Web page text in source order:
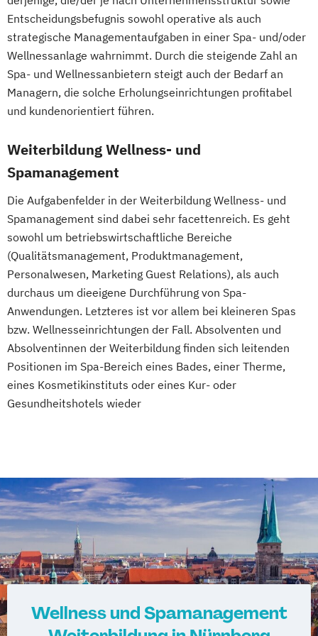
Waldbaden
Wellnessmasseur/in
Wirbelsäulentherapie nach Dorn / Breuß
Yoga Trainer/in
Ernährungsberater für Senioren
Ernährungsberater für Sportler
Ernährungsberater für Sportler (inkl.
Ernährung C-Lizenz)
Ernährungsberater für Sportler A-Lizenz
Ernährungsberater für Sportler)
Ernährungsberater für vegane Ernährung
Ernährungsberater für vegetarische
Ernährung
Ernährungsberater/in A-Lizenz
Ernährungsberater/in B-Lizenz
Ernährungsfachwirt/in
Fachberater für Nahrungsergänzungsmittel
Fachkraft für Betriebliches
Gesundheitsmanagement
Fachtrainer/in für Sportrehabilitation
Fachwirt/in für Prävention und
Gesundheitsförderung (IHK)
Ganzheitlicher Ernährungsberater
Geprüfter Ernährungsfachwirt
Geprüfter Fachwirt für Prävention und
Gesundheitsförderung (IHK)
Geprüfter Fachwirt im Betrieblichen
Gesundheitsmanagement
Heilpraktiker - Vorbereitung auf die
Nordic Walking Trainer Ausbildung
Pilates Trainer Ausbildung
Seniorentrainer Ausbildung
Sportmassage Ausbildung
Wirbelsäulengymnastik Trainer Ausbildung
Yoga Trainer Ausbildung
Entscheidungsbefugnis sowohl operative als auch
strategische Managementaufgaben in einer Spa- und/oder
Wellnessanlage wahrnimmt. Durch die steigende Zahl an
Spa- und Wellnessanbietern steigt auch der Bedarf an
Managern, die solche Erholungseinrichtungen profitabel
und kundenorientiert führen.
Weiterbildung Wellness- und
Spamanagement
Die Aufgabenfelder in der Weiterbildung Wellness- und
Spamanagement sind dabei sehr facettenreich. Es geht
sowohl um betriebswirtschaftliche Bereiche
(Qualitätsmanagement, Produktmanagement,
Personalwesen, Marketing Guest Relations), als auch
durchaus um dieeigene Durchführung von Spa-
Anwendungen. Letzteres ist vor allem bei kleineren Spas
bzw. Wellnesseinrichtungen der Fall. Absolventen und
Absolventinnen der Weiterbildung finden sich leitenden
Positionen im Spa-Bereich eines Bades, einer Therme,
eines Kosmetikinstituts oder eines Kur- oder
Gesundheitshotels wieder
Wellness und Spamanagement